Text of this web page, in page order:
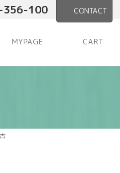
356-100 CONTACT
MYPAGE CART